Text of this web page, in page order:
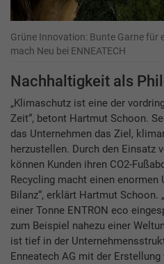
Grüne Innovation: Bunte Garne für
mach Neu bei ENNEATECH
Nachhaltigkeit als
„Klimaschutz ist eine der
Zeit“, betont Hartmut Schoon.
das Unternehmen das Ziel,
herzustellen. Durch den Einsatz
können Kunden ihren CO2-
Recycling macht einen enormen
Bilanz“, erklärt Hartmut Schoon.
einer Tonne ENTRON eco
zum Beispiel nahezu einer
ist tief in der
Enneatech AG mit der